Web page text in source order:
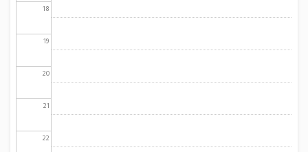
18
19
20
21
22